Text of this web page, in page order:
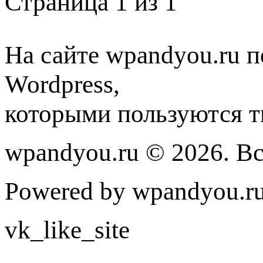
На сайте wpandyou.ru
Wordpress,
которыми пользуются
wpandyou.ru © 2026.
Powered by
vk_like_site